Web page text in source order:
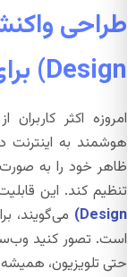
Design) برای تمام دستگاه‌ها
امروزه اکثر
هوشمند به اینترنت
ظاهر خود را به صورت
تنظیم کند. این
Design) می‌گویند،
است. تصور کنید
حتی تلویزیون، همیشه